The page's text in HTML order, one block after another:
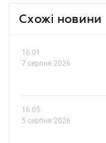
Схожі новини
16.01
7 серпня 2026
16.05
5 серпня 2026